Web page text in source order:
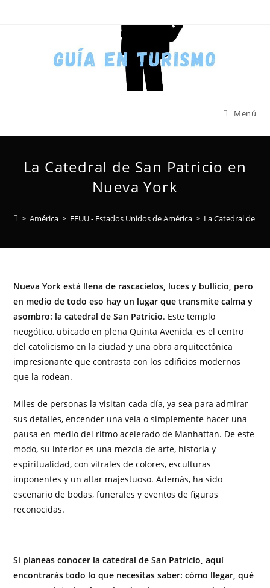
Menú
La Catedral de San Patricio en
Nueva York
> América > EEUU - Estados Unidos de América > La Catedral de
Nueva York está llena de rascacielos, luces y bullicio, pero
en medio de todo eso hay un lugar que transmite calma y
asombro: la catedral de San Patricio. Este templo
neogótico, ubicado en plena Quinta Avenida, es el centro
del catolicismo en la ciudad y una obra arquitectónica
impresionante que contrasta con los edificios modernos
que la rodean.
Miles de personas la visitan cada día, ya sea para admirar
sus detalles, encender una vela o simplemente hacer una
pausa en medio del ritmo acelerado de Manhattan. De este
modo, su interior es una mezcla de arte, historia y
espiritualidad, con vitrales de colores, esculturas
imponentes y un altar majestuoso. Además, ha sido
escenario de bodas, funerales y eventos de figuras
reconocidas.
Si planeas conocer la catedral de San Patricio, aquí
encontrarás todo lo que necesitas saber: cómo llegar, qué